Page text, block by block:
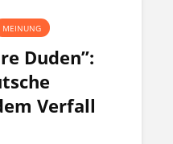
MEINUNG
Duden”:
Verfall